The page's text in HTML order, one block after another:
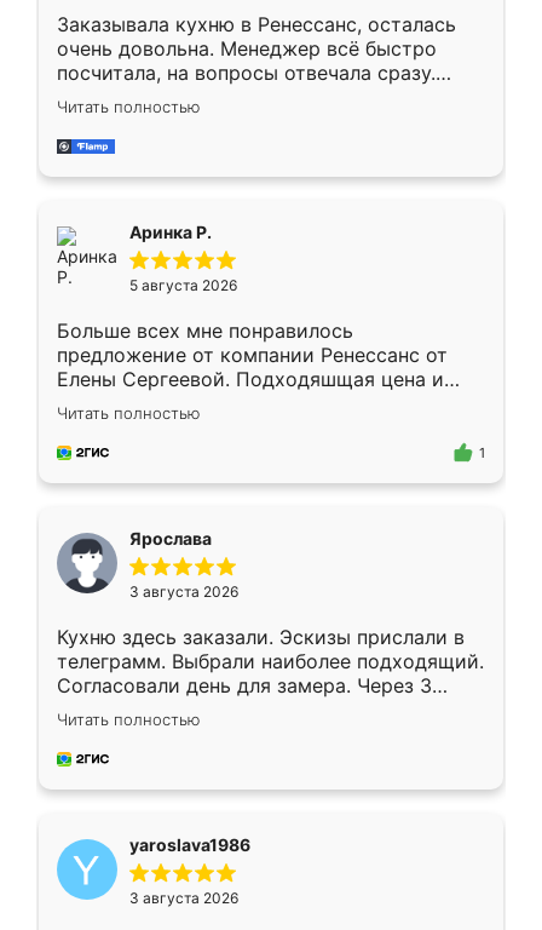
Заказывала кухню в Ренессанс, осталась
очень довольна. Менеджер всё быстро
посчитала, на вопросы отвечала сразу.
Замерщик приехал в субботу, подошёл к
делу со всей ответственностью. Собрали
за день, ребята работали аккуратно, даже
Читать полностью
Аринка Р.
5 августа 2026
Больше всех мне понравилось
предложение от компании Ренессанс от
Елены Сергеевой. Подходяшщая цена и
короткие сроки изготовления. Приехавший
для замера сотрудник Владислав
предложил по моему эскизу самый
Читать полностью
1
Ярослава
3 августа 2026
Кухню здесь заказали. Эскизы прислали в
телеграмм. Выбрали наиболее подходящий.
Согласовали день для замера. Через 3
недели кухня была уже готова. Остались
довольны работой. Спасибо Ренессанс
мебель за качественную работу!
Читать полностью
yaroslava1986
3 августа 2026